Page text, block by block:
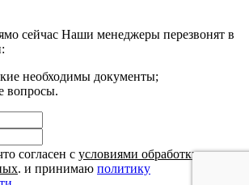
сейчас Наши менеджеры перезвонят в
необходимы документы;
вопросы.
согласен с условиями обработки
. и принимаю политику